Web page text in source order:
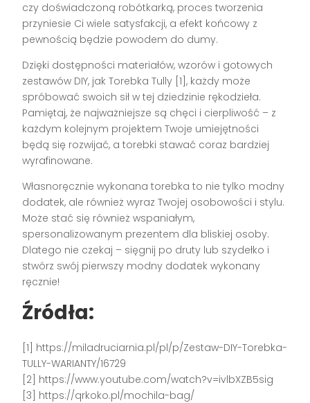
czy doświadczoną robótkarką, proces tworzenia
przyniesie Ci wiele satysfakcji, a efekt końcowy z
pewnością będzie powodem do dumy.
Dzięki dostępności materiałów, wzorów i gotowych
zestawów DIY, jak Torebka Tully [1], każdy może
spróbować swoich sił w tej dziedzinie rękodzieła.
Pamiętaj, że najważniejsze są chęci i cierpliwość – z
każdym kolejnym projektem Twoje umiejętności
będą się rozwijać, a torebki stawać coraz bardziej
wyrafinowane.
Własnoręcznie wykonana torebka to nie tylko modny
dodatek, ale również wyraz Twojej osobowości i stylu.
Może stać się również wspaniałym,
spersonalizowanym prezentem dla bliskiej osoby.
Dlatego nie czekaj – sięgnij po druty lub szydełko i
stwórz swój pierwszy modny dodatek wykonany
ręcznie!
Źródła:
[1] https://miladruciarnia.pl/pl/p/Zestaw-DIY-Torebka-
TULLY-WARIANTY/16729
[2] https://www.youtube.com/watch?v=ivlbXZB5sig
[3] https://qrkoko.pl/mochila-bag/